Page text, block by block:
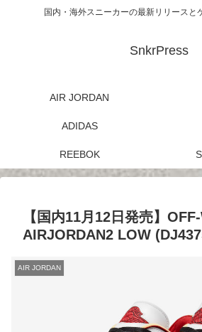
国内・海外スニーカーの最新リリースと
SnkrPress
AIR JORDAN
ADIDAS
REEBOK
【国内11月12日発売】
AIRJORDAN2 LOW
AIR JORDAN